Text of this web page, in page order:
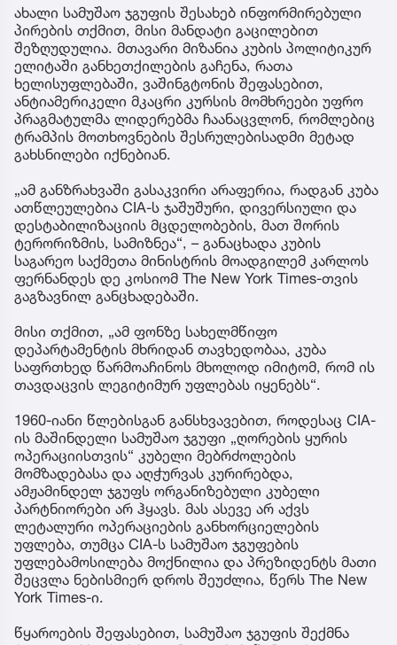
ახალი სამუშაო ჯგუფის შესახებ ინფორმირებული
პირების თქმით, მისი მანდატი გაცილებით
შეზღუდულია. მთავარი მიზანია კუბის პოლიტიკურ
ელიტაში განხეთქილების გაჩენა, რათა
ხელისუფლებაში, ვაშინგტონის შეფასებით,
ანტიამერიკელი მკაცრი კურსის მომხრეები უფრო
პრაგმატულმა ლიდერებმა ჩაანაცვლონ, რომლებიც
ტრამპის მოთხოვნების შესრულებისადმი მეტად
გახსნილები იქნებიან.
„ამ განზრახვაში გასაკვირი არაფერია, რადგან კუბა
ათწლეულებია CIA-ს ჯაშუშური, დივერსიული და
დესტაბილიზაციის მცდელობების, მათ შორის
ტერორიზმის, სამიზნეა“, – განაცხადა კუბის
საგარეო საქმეთა მინისტრის მოადგილემ კარლოს
ფერნანდეს დე კოსიომ The New York Times-თვის
გაგზავნილ განცხადებაში.
მისი თქმით, „ამ ფონზე სახელმწიფო
დეპარტამენტის მხრიდან თავხედობაა, კუბა
საფრთხედ წარმოაჩინოს მხოლოდ იმიტომ, რომ ის
თავდაცვის ლეგიტიმურ უფლებას იყენებს“.
1960-იანი წლებისგან განსხვავებით, როდესაც CIA-
ის მაშინდელი სამუშაო ჯგუფი „ღორების ყურის
ოპერაციისთვის“ კუბელი მებრძოლების
მომზადებასა და აღჭურვას კურირებდა,
ამჟამინდელ ჯგუფს ორგანიზებული კუბელი
პარტნიორები არ ჰყავს. მას ასევე არ აქვს
ლეტალური ოპერაციების განხორციელების
უფლება, თუმცა CIA-ს სამუშაო ჯგუფების
უფლებამოსილება მოქნილია და პრეზიდენტს მათი
შეცვლა ნებისმიერ დროს შეუძლია, წერს The New
York Times-ი.
წყაროების შეფასებით, სამუშაო ჯგუფის შექმნა